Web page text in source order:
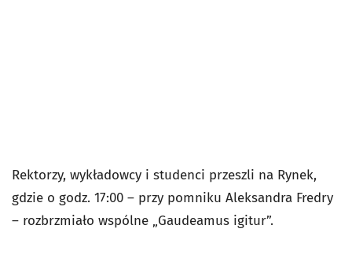
Rektorzy, wykładowcy i studenci przeszli na Rynek,
gdzie o godz. 17:00 – przy pomniku Aleksandra Fredry
– rozbrzmiało wspólne „Gaudeamus igitur”.